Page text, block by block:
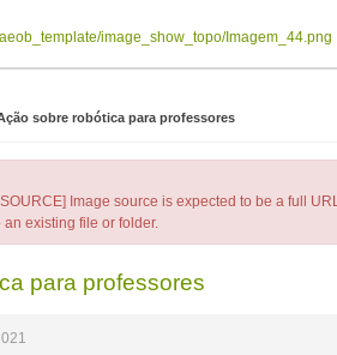
image_show_topo/Imagem_44.png
sobre robótica para professores
Image source is expected to be a full
existing file or folder.
para professores